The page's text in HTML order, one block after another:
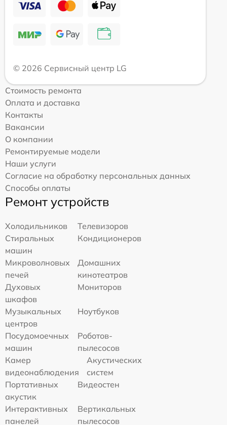
© 2026 Сервисный центр LG
Стоимость ремонта
Оплата и доставка
Контакты
Вакансии
О компании
Ремонтируемые модели
Наши услуги
Согласие на обработку персональных данных
Способы оплаты
Ремонт устройств
Холодильников
Телевизоров
Стиральных
машин
Кондиционеров
Микроволновых
печей
Домашних
кинотеатров
Духовых
шкафов
Мониторов
Музыкальных
центров
Ноутбуков
Посудомоечных
машин
Роботов-
пылесосов
Камер
видеонаблюдения
Акустических
систем
Портативных
акустик
Видеостен
Интерактивных
панелей
Вертикальных
пылесосов